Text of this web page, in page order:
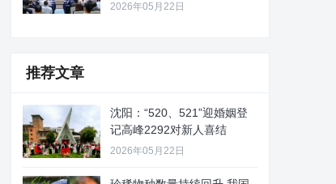
2026年05月22日
推荐文章
沈阳：“520、521”迎婚姻登
记高峰2292对新人喜结
2026年05月22日